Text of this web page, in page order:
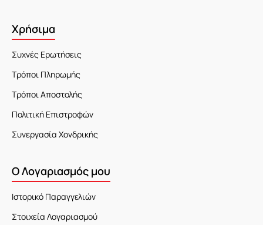
Χρήσιμα
Συχνές Ερωτήσεις
Τρόποι Πληρωμής
Τρόποι Αποστολής
Πολιτική Επιστροφών
Συνεργασία Χονδρικής
Ο Λογαριασμός μου
Ιστορικό Παραγγελιών
Στοιχεία Λογαριασμού